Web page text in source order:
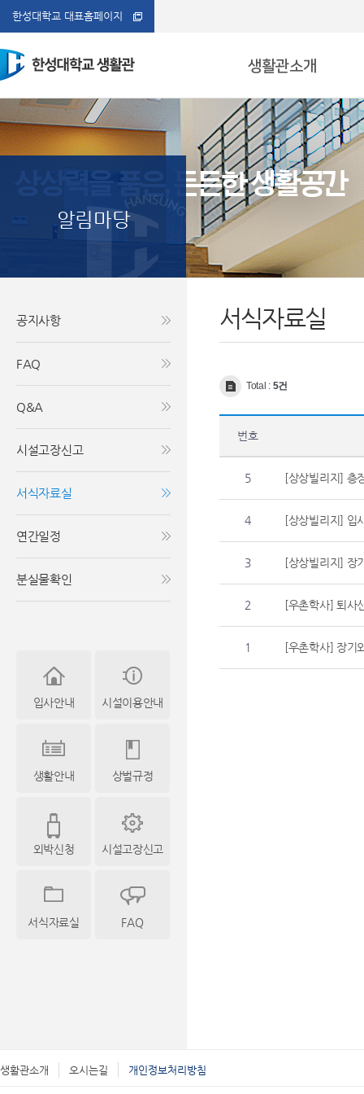
한성대학교 대표홈페이지
생활관소개
생활관소개
Hansung University
생활관 개요
생활관 연혁
연락처
오시는 길
시설안내
Hansung University
입사/퇴사안내
Hansung University
생활안내
Hansung University
알림마당
Hansung University
알림마당
공지사항
FAQ
Q&A
시설고장신고
서식자료실
연간일정
분실물확인
입사안내 시설이용안내
생활안내 상벌규정
외박신청 시설고장신고
서식자료실 FAQ
서식자료실
Total : 5건
번호
5 [상상빌리지] 층
4 [상상빌리지] 입
3 [상상빌리지] 장
2 [우촌학사] 퇴사
1 [우촌학사] 장기
생활관소개 오시는길 개인정보처리방침